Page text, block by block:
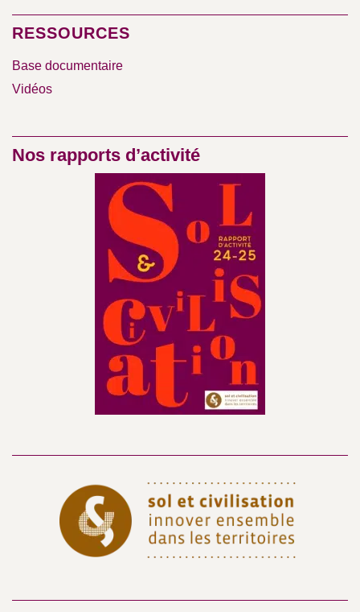
RESSOURCES
Base documentaire
Vidéos
Nos rapports d’activité